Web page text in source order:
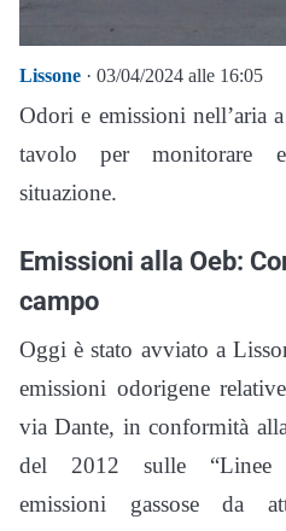
Lissone · 03/04/2024 alle 16:05
Odori e emissioni nell’aria a
tavolo per monitorare
situazione.
Emissioni alla Oeb:
campo
Oggi è stato avviato a
emissioni odorigene
via Dante, in conformità
del 2012 sulle “Linee
emissioni gassose da